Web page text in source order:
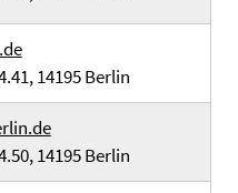
14195 Berlin
14195 Berlin